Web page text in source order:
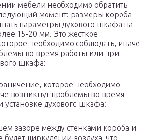
мебели необходимо обратить
момент: размеры короба
параметры духового шкафа на
15-20 мм. Это жесткое
необходимо соблюдать, иначе
во время работы или при
шкафа:
которое необходимо
возникнут проблемы во время
установке духового шкафа:
зазоре между стенками короба и
будет циркуляции воздуха, что